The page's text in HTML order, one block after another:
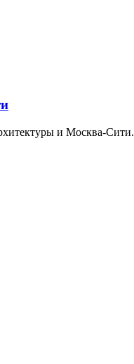
и Москва-Сити.